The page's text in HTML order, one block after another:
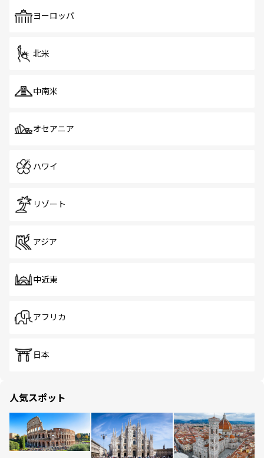
で、ホーカーズは地元の風情を楽しめる外せないスポット
ヨーロッパ
北米
中南米
オセアニア
ハワイ
リゾート
アジア
中近東
アフリカ
日本
人気スポット